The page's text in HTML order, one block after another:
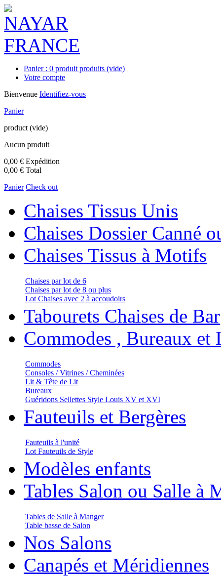
Panier : 0 produit produits (vide)
Votre compte
Bienvenue Identifiez-vous
Panier
product (vide)
Aucun produit
0,00 € Expédition
0,00 € Total
Panier Check out
Chaises Tissus Unis
Chaises Dossier Canné
Chaises Tissus à Motifs
Chaises par lot de 6
Chaises par lot de 8 ou plus
Lot Chaises avec 2 à accoudoirs
Tabourets Chaises de Bar
Commodes , Bureaux et
Commodes
Consoles / Vitrines / Cheminées
Lit & Tête de Lit
Bureaux
Guéridons Sellettes Style Louis XV et XVI
Fauteuils et Bergères
Fauteuils à l'unité
Lot Fauteuils de Style
Modèles enfants
Tables Salon ou Salle à
Tables de Salle à Manger
Table basse de Salon
Nos Salons
Canapés et Méridiennes